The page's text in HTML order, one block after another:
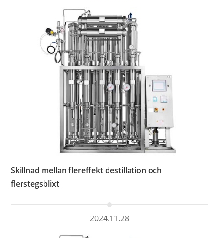
Skillnad mellan flereffekt destillation och
flerstegsblixt
2024.11.28